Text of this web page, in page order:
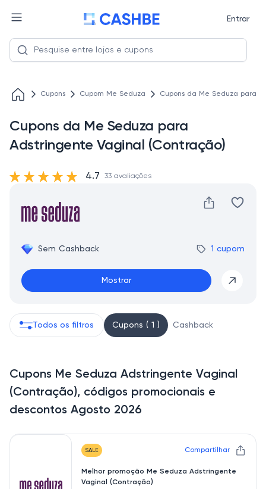
Entrar
Cupons Cupom Me Seduza Cupons da Me Seduza para
Cupons da Me Seduza para
Adstringente Vaginal (Contração)
Sem Cashback 1 cupom
Mostrar
4.7 33 avaliações
Todos os filtros Cupons ( 1 ) Cashback
Cupons Me Seduza Adstringente Vaginal
(Contração), códigos promocionais e
descontos Agosto 2026
SALE Compartilhar
Melhor promoção Me Seduza Adstringente
Vaginal (Contração)